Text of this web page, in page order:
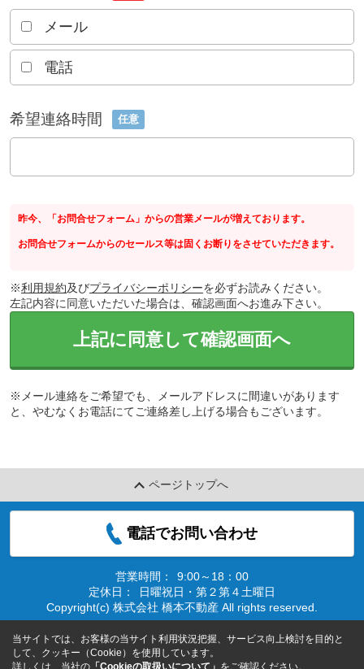
メール
電話
希望連絡時間 任意
昨今、「お問合せフォーム」からの営業メールが増えております。
お問合せフォームからのセールス等は固くお断りをさせていただきます。
※利用規約及びプライバシーポリシーを必ずお読みください。
左記内容に同意いただいた場合は、確認画面へお進み下さい。
上記に同意して確認画面へ
※メール連絡をご希望でも、メールアドレスに間違いがあります
と、やむなくお電話にてご連絡差し上げる場合もございます。
ページトップへ
電話でお問い合わせ
営業時間：
9:00～18：00
定休日：
日曜祝日・第２第４土曜日
Copyright(c) 株式会社 橋本不動産 All rights reserved.
当サイトでは、お客様の当サイト利用状況把握、サービス向上検討を目的と
して、クッキー（Cookie）を使用しています。
詳しくは、当社の 「Cookieの取扱いについて」 をご確認ください。